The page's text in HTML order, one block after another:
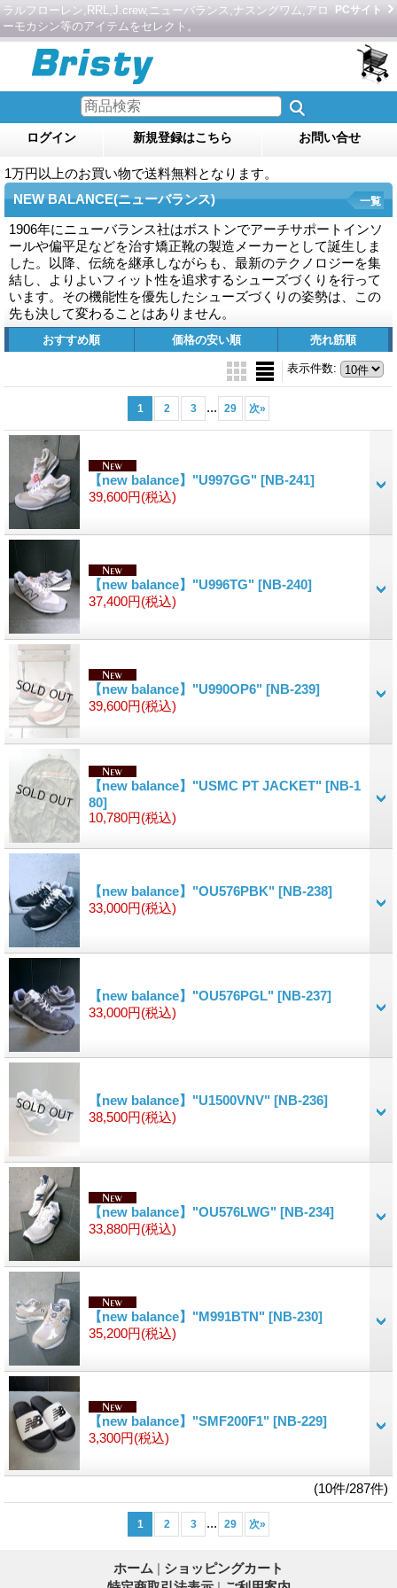
ラルフローレン,RRL,J.crew,ニューバランス,ナスングワム,アロ
ーモカシン等のアイテムをセレクト。
PCサイト
ログイン 新規登録はこちら お問い合せ
1万円以上のお買い物で送料無料となります。
NEW BALANCE(ニューバランス)
1906年にニューバランス社はボストンでアーチサポートインソ
ールや偏平足などを治す矯正靴の製造メーカーとして誕生しま
した。以降、伝統を継承しながらも、最新のテクノロジーを集
結し、よりよいフィット性を追求するシューズづくりを行って
います。その機能性を優先したシューズづくりの姿勢は、この
先も決して変わることはありません。
一覧
おすすめ順 価格の安い順 売れ筋順
表示件数:
1 2 3 ... 29 次»
【new balance】"U997GG" [NB-241]
39,600円(税込)
【new balance】"U996TG" [NB-240]
37,400円(税込)
【new balance】"U990OP6" [NB-239]
39,600円(税込)
【new balance】"USMC PT JACKET" [NB-1
80]
10,780円(税込)
【new balance】"OU576PBK" [NB-238]
33,000円(税込)
【new balance】"OU576PGL" [NB-237]
33,000円(税込)
【new balance】"U1500VNV" [NB-236]
38,500円(税込)
【new balance】"OU576LWG" [NB-234]
33,880円(税込)
【new balance】"M991BTN" [NB-230]
35,200円(税込)
【new balance】"SMF200F1" [NB-229]
3,300円(税込)
(10件/287件)
1 2 3 ... 29 次»
ホーム | ショッピングカート